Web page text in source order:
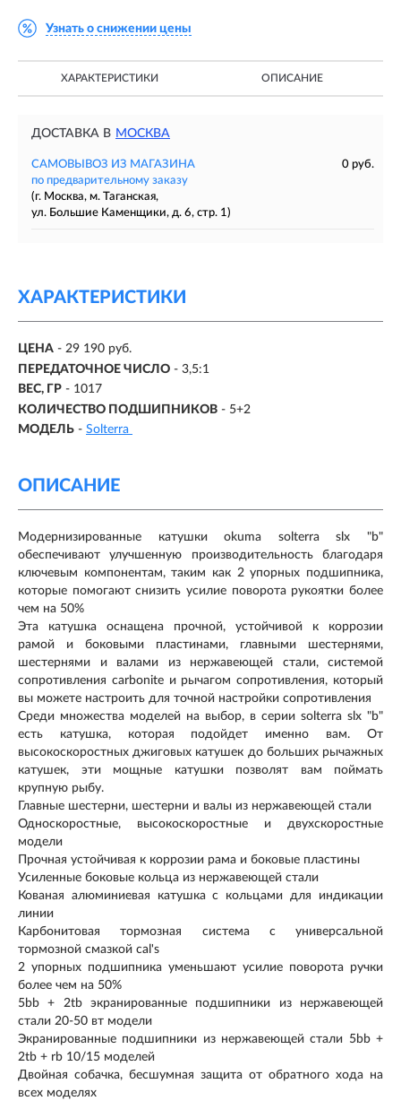
Узнать о снижении цены
ХАРАКТЕРИСТИКИ ОПИСАНИЕ
ДОСТАВКА В МОСКВА
САМОВЫВОЗ ИЗ МАГАЗИНА
0 руб.
по предварительному заказу
(г. Москва, м. Таганская,
ул. Большие Каменщики, д. 6, стр. 1)
ХАРАКТЕРИСТИКИ
ЦЕНА - 29 190 руб.
ПЕРЕДАТОЧНОЕ ЧИСЛО - 3,5:1
ВЕС, ГР - 1017
КОЛИЧЕСТВО ПОДШИПНИКОВ - 5+2
МОДЕЛЬ - Solterra
ОПИСАНИЕ
Модернизированные катушки okuma solterra slx "b"
обеспечивают улучшенную производительность благодаря
ключевым компонентам, таким как 2 упорных подшипника,
которые помогают снизить усилие поворота рукоятки более
чем на 50%
Эта катушка оснащена прочной, устойчивой к коррозии
рамой и боковыми пластинами, главными шестернями,
шестернями и валами из нержавеющей стали, системой
сопротивления carbonite и рычагом сопротивления, который
вы можете настроить для точной настройки сопротивления
Среди множества моделей на выбор, в серии solterra slx "b"
есть катушка, которая подойдет именно вам. От
высокоскоростных джиговых катушек до больших рычажных
катушек, эти мощные катушки позволят вам поймать
крупную рыбу.
Главные шестерни, шестерни и валы из нержавеющей стали
Односкоростные, высокоскоростные и двухскоростные
модели
Прочная устойчивая к коррозии рама и боковые пластины
Усиленные боковые кольца из нержавеющей стали
Кованая алюминиевая катушка с кольцами для индикации
линии
Карбонитовая тормозная система с универсальной
тормозной смазкой cal's
2 упорных подшипника уменьшают усилие поворота ручки
более чем на 50%
5bb + 2tb экранированные подшипники из нержавеющей
стали 20-50 вт модели
Экранированные подшипники из нержавеющей стали 5bb +
2tb + rb 10/15 моделей
Двойная собачка, бесшумная защита от обратного хода на
всех моделях